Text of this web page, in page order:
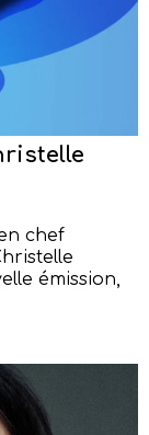
chef
émission,